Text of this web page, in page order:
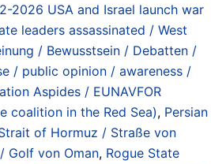
2026 USA and Israel launch war
leaders assassinated / West
/ Bewusstsein / Debatten /
/ public opinion / awareness /
Aspides / EUNAVFOR
coalition in the Red Sea), Persian
of Hormuz / Straße von
Golf von Oman, Rogue State